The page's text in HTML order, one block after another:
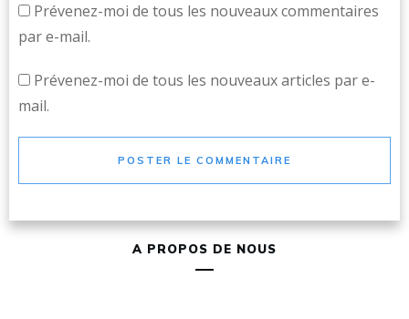
Prévenez-moi de tous les nouveaux commentaires
par e-mail.
Prévenez-moi de tous les nouveaux articles par e-
mail.
POSTER LE COMMENTAIRE
A PROPOS DE NOUS